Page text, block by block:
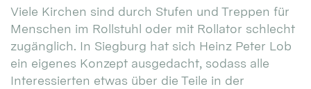
Viele Kirchen sind durch Stufen und Treppen für
Menschen im Rollstuhl oder mit Rollator schlecht
zugänglich. In Siegburg hat sich Heinz Peter Lob
ein eigenes Konzept ausgedacht, sodass alle
Interessierten etwas über die Teile in der